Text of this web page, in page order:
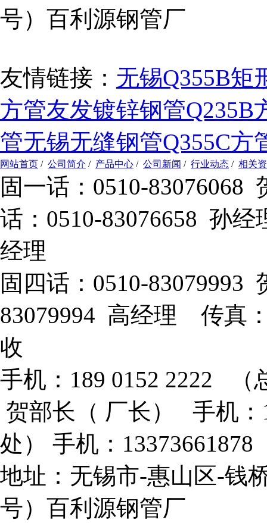
号）百利源钢管厂
友情链接： 无锡Q355B矩
方管友发镀锌钢管Q235B
管无锡无缝钢管Q355C方
网站首页 / 公司简介 / 产品中心 / 公司新闻 / 行业动态 / 相关
固一话：0510-
话：0510-83076658 孙
经理
固四话：0510-
83079994 高经理 传真
收
手机：189 0152 2222 （
贺部长（ 厂长） 手机
处） 手机：
地址：无锡市-惠山区-钱
号）百利源钢管厂